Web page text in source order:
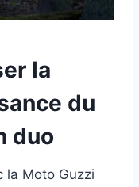
la
du
duo
la Moto Guzzi